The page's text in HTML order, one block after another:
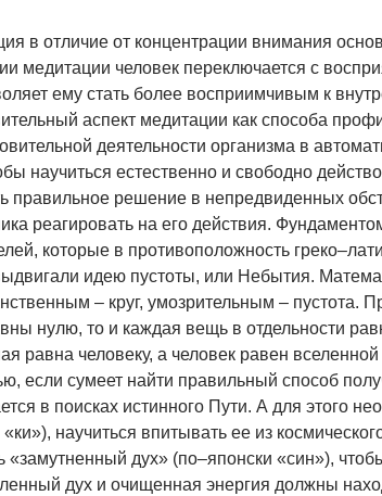
в отличие от концентрации внимания
медитации человек переключается с
ему стать более восприимчивым к
аспект медитации как способа
деятельности организма в
научиться естественно и свободно
правильное решение в непредвиденных
реагировать на его действия.
которые в противоположность
идею пустоты, или Небытия.
– круг, умозрительным – пустота.
нулю, то и каждая вещь в отдельности
равна человеку, а человек равен
если сумеет найти правильный способ
в поисках истинного Пути. А для этого
«ки»), научиться впитывать ее из
«замутненный дух» (по–японски «син»),
дух и очищенная энергия должны